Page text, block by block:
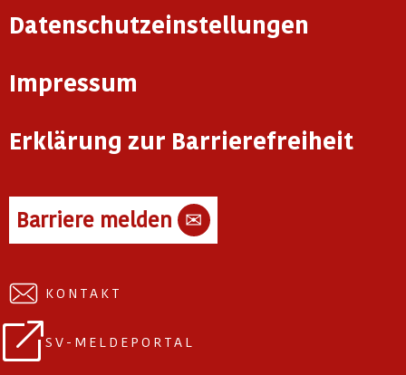
Datenschutzeinstellungen
Impressum
Erklärung zur Barrierefreiheit
Barriere melden ✉
KONTAKT
SV-MELDEPORTAL